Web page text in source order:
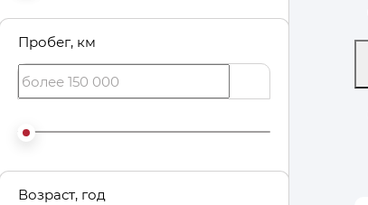
Пробег, км
Возраст, год